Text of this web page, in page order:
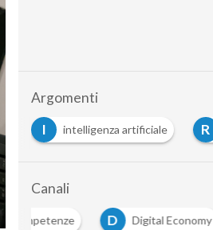
Argomenti
I intelligenza artificiale R
Canali
Competenze D Digital Economy